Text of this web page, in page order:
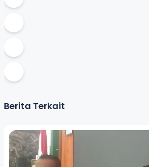
Berita Terkait